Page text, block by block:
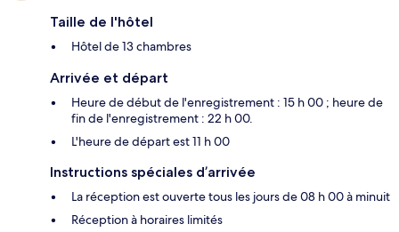
Taille de l'hôtel
Hôtel de 13 chambres
Arrivée et départ
Heure de début de l'enregistrement : 15 h 00 ; heure de
fin de l'enregistrement : 22 h 00.
L'heure de départ est 11 h 00
Instructions spéciales d’arrivée
La réception est ouverte tous les jours de 08 h 00 à minuit
Réception à horaires limités